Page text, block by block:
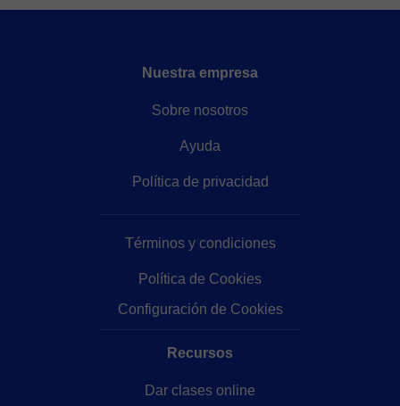
Nuestra empresa
Sobre nosotros
Ayuda
Política de privacidad
Términos y condiciones
Política de Cookies
Configuración de Cookies
Recursos
Dar clases online